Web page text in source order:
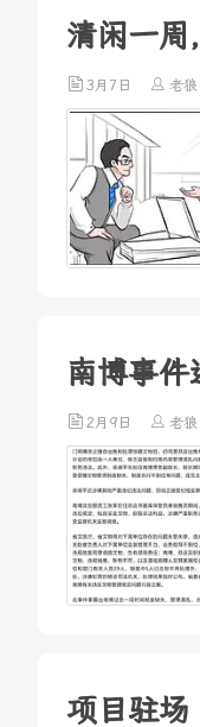
清闲一周
3月7日 老狼
南博事
2月9日 老狼
项目驻场